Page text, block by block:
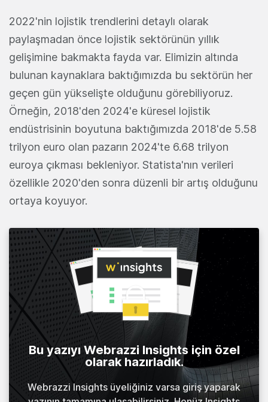
2022'nin lojistik trendlerini detaylı olarak
paylaşmadan önce lojistik sektörünün yıllık
gelişimine bakmakta fayda var. Elimizin altında
bulunan kaynaklara baktığımızda bu sektörün her
geçen gün yükselişte olduğunu görebiliyoruz.
Örneğin, 2018'den 2024'e küresel lojistik
endüstrisinin boyutuna baktığımızda 2018'de 5.58
trilyon euro olan pazarın 2024'te 6.68 trilyon
euroya çıkması bekleniyor. Statista'nın verileri
özellikle 2020'den sonra düzenli bir artış olduğunu
ortaya koyuyor.
Bu yazıyı Webrazzi Insights için özel
olarak hazırladık.
Webrazzi Insights üyeliğiniz varsa giriş yaparak